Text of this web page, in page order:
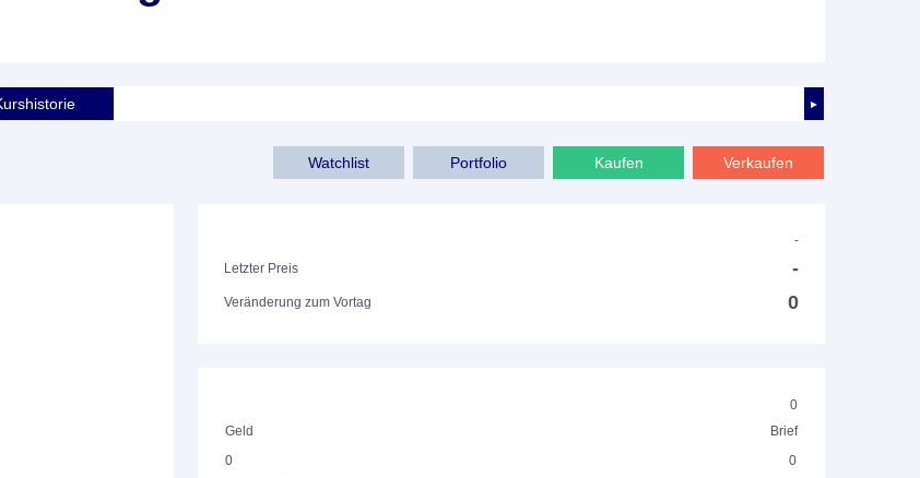
►
Verkaufen
Kaufen
Portfolio
Watchlist
-
Letzter Preis
-
Veränderung zum Vortag 0
0
Geld
Brief
0
0